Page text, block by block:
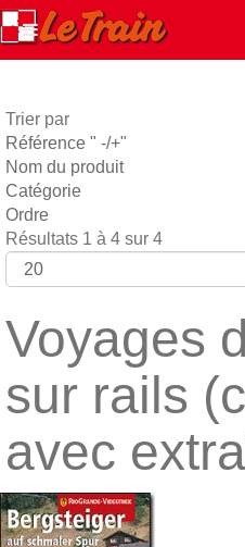
Trier par
Référence " -/+"
Nom du produit
Catégorie
Ordre
Résultats 1 à 4 sur 4
Voyages
sur rails
avec